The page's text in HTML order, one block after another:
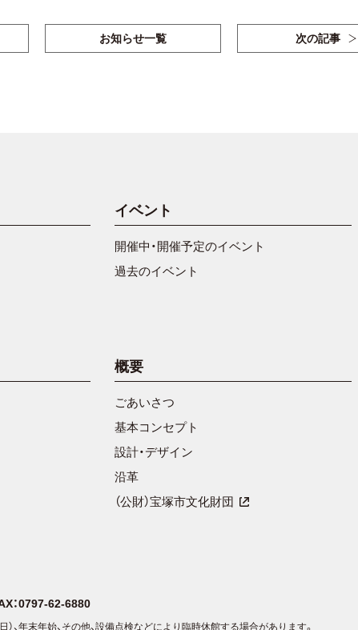
お知らせ一覧 次の記事
イベント
開催中・開催予定のイベント
過去のイベント
概要
ごあいさつ
基本コンセプト
設計・デザイン
沿革
（公財）宝塚市文化財団
：0797-62-6880
、年末年始、その他、設備点検などにより臨時休館する場合があります。